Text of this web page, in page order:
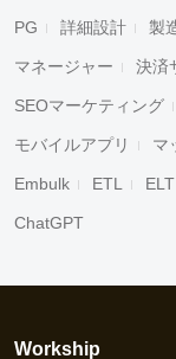
PG 詳細設計 製
マネージャー 決済
SEOマーケティング
モバイルアプリ マ
Embulk ETL ELT
ChatGPT
Workship